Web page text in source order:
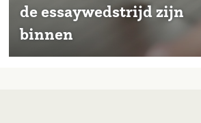
de essaywedstrijd zijn
binnen